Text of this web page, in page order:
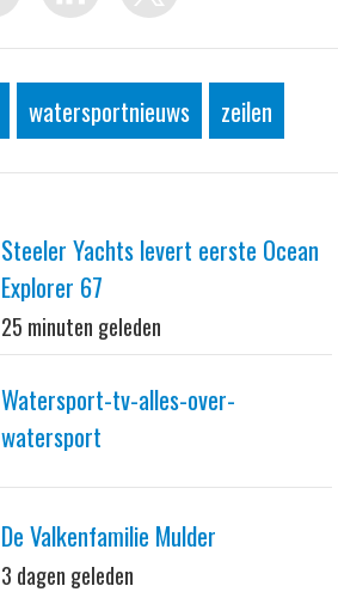
watersportnieuws zeilen
Steeler Yachts levert eerste Ocean
Explorer 67
25 minuten geleden
Watersport-tv-alles-over-
watersport
De Valkenfamilie Mulder
3 dagen geleden